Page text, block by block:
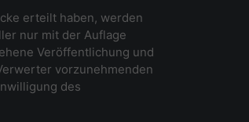
erteilt haben, werden
nur mit der Auflage
Veröffentlichung und
vorzunehmenden
des